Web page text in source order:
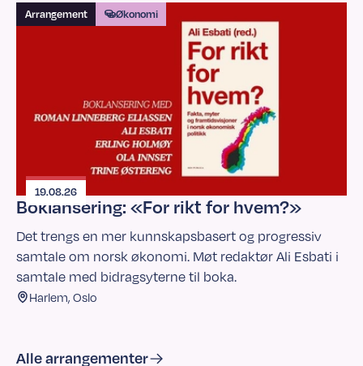
19.08.26
Boklansering: «For rikt for hvem?»
Det trengs en mer kunnskapsbasert og progressiv
samtale om norsk økonomi. Møt redaktør Ali Esbati i
samtale med bidragsyterne til boka.
Arrangement Økonomi
Harlem, Oslo
Alle arrangementer